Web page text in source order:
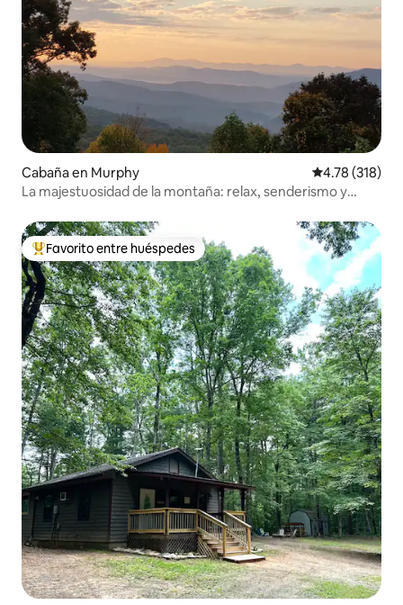
Cabaña en Murphy Calificación
4.78 (318)
La majestuosidad de la montaña: relax, senderismo y
Favorito entre huéspedes preferido
Favorito entre huéspedes